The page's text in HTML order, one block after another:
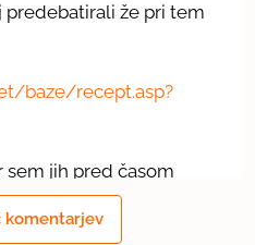
že pri tem
baze/recept.asp?
sem jih pred časom
nekaj članic, ampak...
so pa bolj majhni - oblate
komentarjev